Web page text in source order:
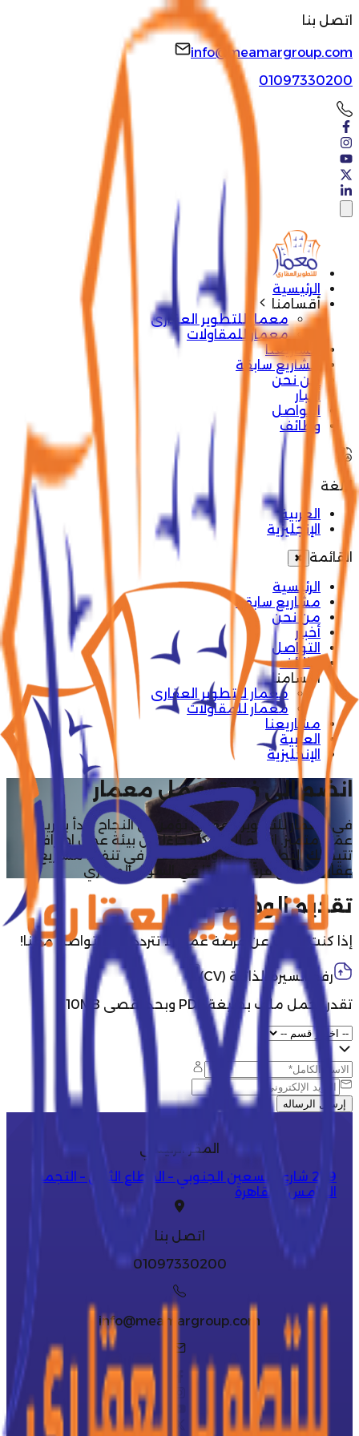
اتصل بنا
info@meamargroup.com
01097330200
الرئيسية
أقسامنا
معمار للتطوير العقارى
معمار للمقاولات
مشاريعنا
مشاريع سابقة
من نحن
أخبار
التواصل
وظائف
اللغة
العربية
الإنجليزية
القائمة
✖
الرئيسية
مشاريع سابقة
من نحن
أخبار
التواصل
وظائف
أقسامنا
معمار للتطوير العقارى
معمار للمقاولات
مشاريعنا
العربية
الإنجليزية
انضم الى فريق عمل معمار
في معمار للتطوير العقاري نؤمن أن النجاح يبدأ بفريق
عمل متميز. انضم إلينا وكن جزءًا من بيئة عمل احترافية
تتيح لك التطور، الإبداع، والمساهمة في تنفيذ مشاريع
عقارية تصنع فرقًا حقيقيًا في السوق المصري
تقديم الوظائف
إذا كنت تبحث عن فرصة عمل، لا تتردد في التواصل معنا!
رفع السيرة الذاتية (CV)
تقدر تحمل ملف بصيغة PDF وبحد أقصى 10MB !
إرسال الرساله
المقر الرئيسي
279 شارع التسعين الجنوبي – القطاع الثاني – التجمع
الخامس - القاهرة
اتصل بنا
01097330200
info@meamargroup.com